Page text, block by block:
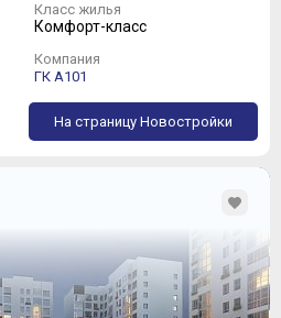
Класс жилья
Комфорт-класс
Компания
ГК А101
На страницу Новостройки